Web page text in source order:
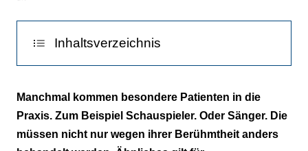
Inhaltsverzeichnis
„Ich habe ein leichtes 'S'!“
Manchmal kommen besondere Patienten in die
Praxis. Zum Beispiel Schauspieler. Oder Sänger. Die
müssen nicht nur wegen ihrer Berühmtheit anders